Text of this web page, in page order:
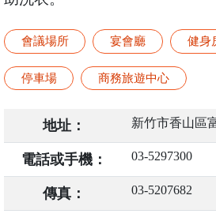
會議場所 宴會廳 健身
停車場 商務旅遊中心
地址： 新竹市香山區
電話或手機： 03-5297300
傳真： 03-5207682